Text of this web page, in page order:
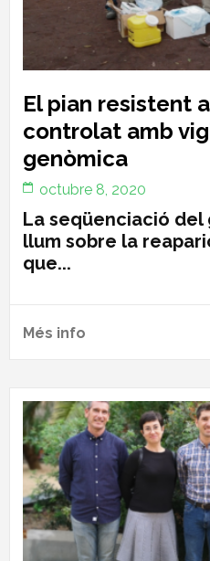
El pian resistent
controlat amb
genòmica
octubre 8, 2020
La seqüenciació
llum sobre la
que...
Més info